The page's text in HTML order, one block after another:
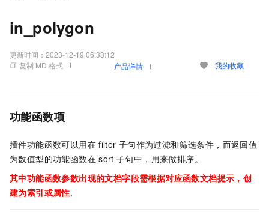
in_polygon
更新时间： 2023-12-19 06:33:12
复制 MD 格式
产品详情 我的收藏
功能函数项
插件功能函数可以用在 filter 子句作为过滤和筛选条件，而返回值
为数值型的功能函数在 sort 子句中，用来做排序。
其中功能函数参数出现的文档字段需根据对应函数文档提示，创
建为索引或属性.